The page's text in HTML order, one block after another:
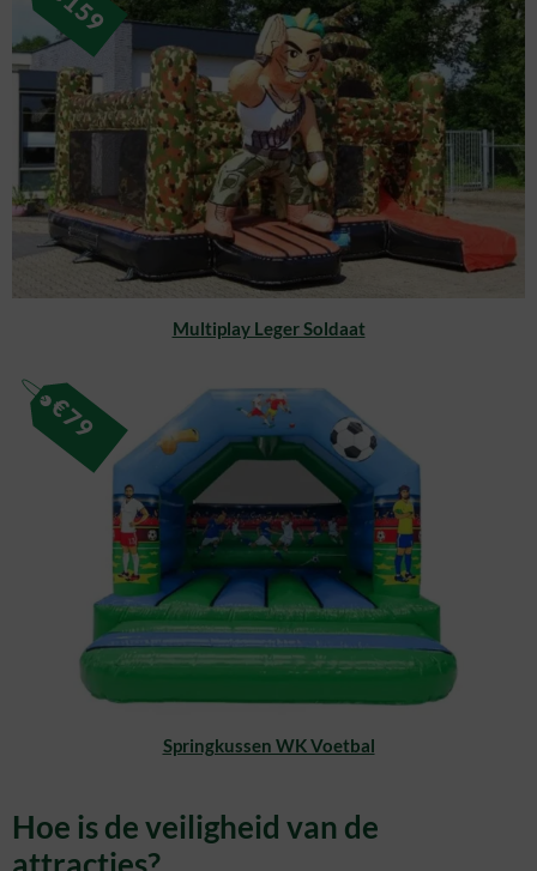
Multiplay Leger Soldaat
Springkussen WK Voetbal
€
79
Hoe is de veiligheid van de